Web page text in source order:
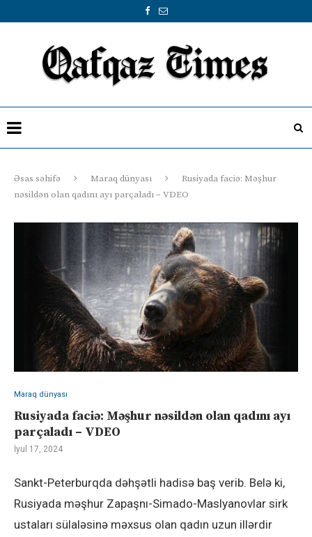
Əsas səhifə Maraq dünyası
Rusiyada faciə: Məşhur
nəsildən olan qadını ayı parçaladı – VDEO
Maraq dünyası
Rusiyada faciə: Məşhur nəsildən olan qadını ayı
parçaladı – VDEO
İyul 17, 2024
Sankt-Peterburqda dəhşətli hadisə baş verib. Belə ki,
Rusiyada məşhur Zapaşnı-Simado-Maslyanovlar sirk
ustaları sülaləsinə məxsus olan qadın uzun illərdir